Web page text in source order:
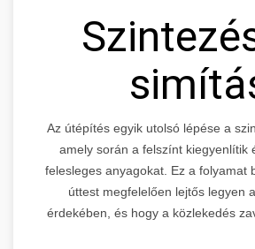
Az útépítés egyik utolsó lépése a
amely során a felszínt kiegyenlítik
felesleges anyagokat. Ez a folyamat
úttest megfelelően lejtős legyen
érdekében, és hogy a közlekedés